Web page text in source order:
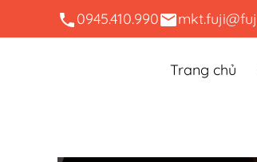
0945.410.990
Trang chủ